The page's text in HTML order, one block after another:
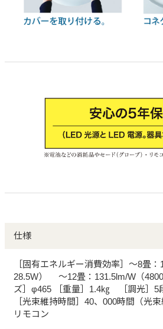
仕様
［固有エネルギー消費効率］～8畳：
28.5W） ～12畳：131.5lm/W（
ズ］φ465 ［重量］1.4㎏ ［調光］5
［光束維持時間］40、000時間（光
リモコン